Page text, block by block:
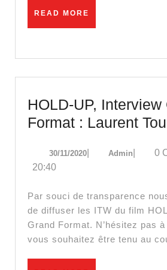
READ MORE
HOLD-UP, Interview
Format : Laurent
30/11/202030/11/2020
AdminAdmin0
20:40
Par souci de transparence nous avons décidé
de diffuser les ITW du film
Grand Format. N’hésitez pas
vous souhaitez être tenu au